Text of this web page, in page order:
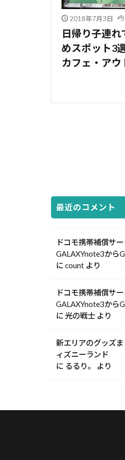
2018年7月3日
日帰り子連
めスポット3
カフェ・アウ
最近のコメント
ドコモ携帯補償サ
GALAXYnote3から
に count より
ドコモ携帯補償サ
GALAXYnote3から
に 光の戦士 より
新エリアのグッズ
ィズニーランド
に るるり。 より